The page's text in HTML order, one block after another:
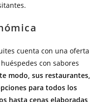
cuenta con una oferta
con sabores
modo, sus restaurantes,
para todos los
hasta cenas elaboradas